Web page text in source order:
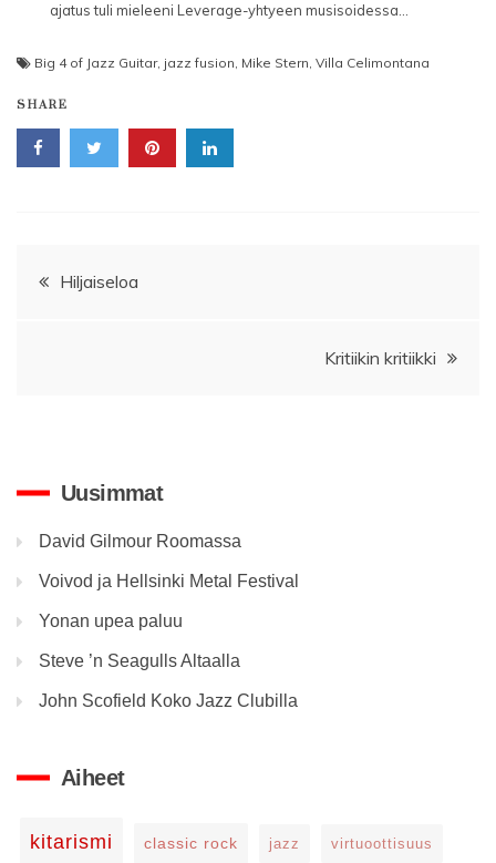
ajatus tuli mieleeni Leverage-yhtyeen musisoidessa...
Big 4 of Jazz Guitar, jazz fusion, Mike Stern, Villa Celimontana
SHARE
Artikkelien
Hiljaiseloa
Kritiikin kritiikki
Uusimmat
David Gilmour Roomassa
Voivod ja Hellsinki Metal Festival
Yonan upea paluu
Steve ’n Seagulls Altaalla
John Scofield Koko Jazz Clubilla
Aiheet
kitarismi classic rock jazz virtuoottisuus